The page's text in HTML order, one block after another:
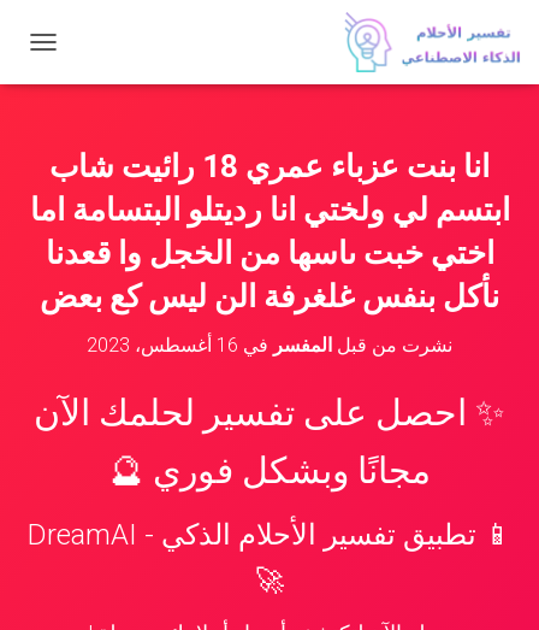
ب
ل
ت
انا بنت عزباء عمري 18 رائيت شاب
ابتسم لي ولختي انا رديتلو البتسامة اما
اختي خبت ىاسها من الخجل وا قعدنا
نأكل بنفس غلغرفة الن ليس كع بعض
نشرت من قبل المفسر في 16 أغسطس، 2023
✨ احصل على تفسير لحلمك الآن
مجانًا وبشكل فوري 🔮
📱 تطبيق تفسير الأحلام الذكي - DreamAI
🚀